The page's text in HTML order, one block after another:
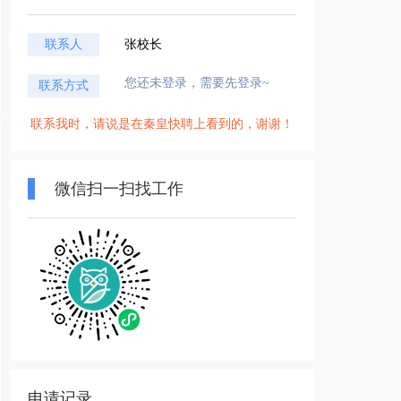
联系人 张校长
联系方式 您还未登录，需要先登录~
联系我时，请说是在秦皇快聘上看到的，谢谢！
微信扫一扫找工作